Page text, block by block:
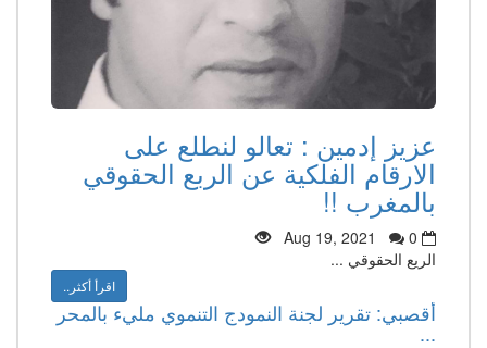
عزيز إدمين : تعالو لنطلع على
الارقام الفلكية عن الربع الحقوقي
بالمغرب !!
Aug 19, 2021
0
الريع الحقوقي ...
اقرأ أكثر..
أقصبي: تقرير لجنة النمودج التنموي مليء بالمحر